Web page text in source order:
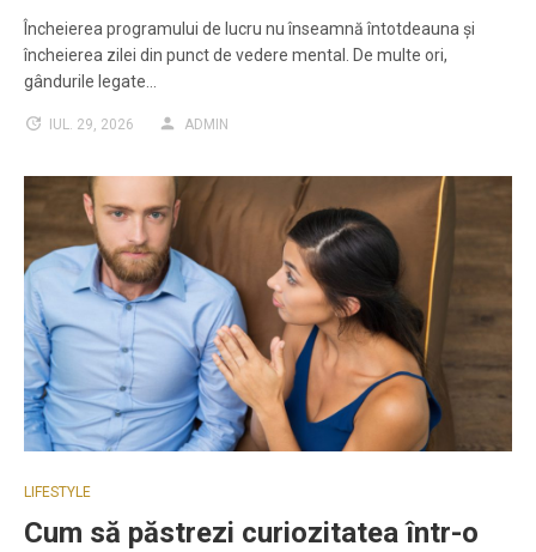
Încheierea programului de lucru nu înseamnă întotdeauna și
încheierea zilei din punct de vedere mental. De multe ori,
gândurile legate…
IUL. 29, 2026 ADMIN
LIFESTYLE
Cum să păstrezi curiozitatea într-o